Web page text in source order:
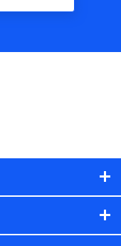
険関連サービスに
もしくは委託を受
ドコモおよび提携
じたサービス・商